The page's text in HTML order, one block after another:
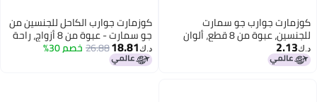
كوزمارت جوارب جو سمارت
للجنسين، عبوة من 8 قطع، ألوان
متنوعة، طراز 010
د.ك‏2.13
كوزمارت جوارب الكاحل للجنسين من
جو سمارت - عبوة من 8 أزواج، راحة
يومية، مقاس 40-45 (النمط 001)
د.ك‏18.81
26.88خصم 30%